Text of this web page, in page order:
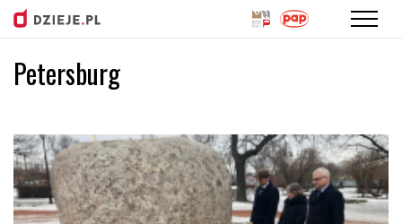
Petersburg